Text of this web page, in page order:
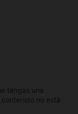
tengas una
no está